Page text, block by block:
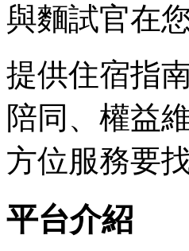
與麵試官在
提供住宿指
陪同、權益
方位服務要
平台介紹